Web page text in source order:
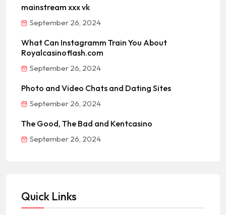
mainstream xxx vk
September 26, 2024
What Can Instagramm Train You About
Royalcasinoflash.com
September 26, 2024
Photo and Video Chats and Dating Sites
September 26, 2024
The Good, The Bad and Kentcasino
September 26, 2024
Quick Links